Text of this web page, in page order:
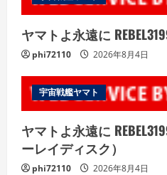
ヤマトよ永遠に
phi72110 2026年8月4日
宇宙戦艦ヤマト
ヤマトよ永遠に
ーレイディスク）
phi72110 2026年8月4日